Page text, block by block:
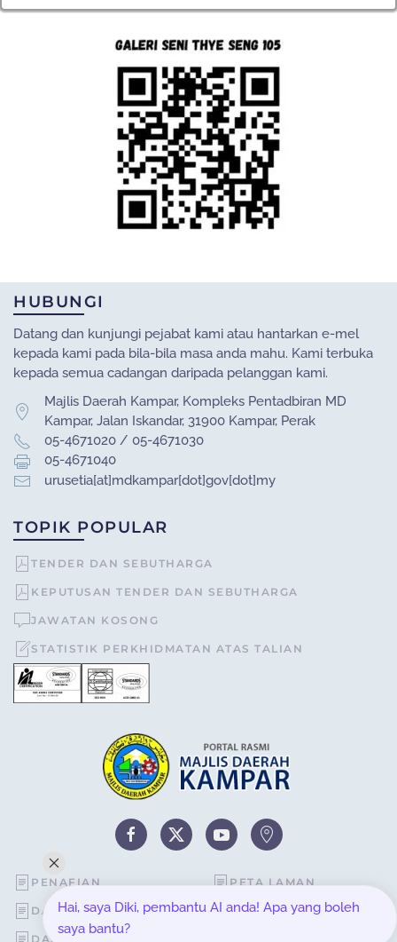
HUBUNGI
Datang dan kunjungi pejabat kami atau hantarkan e-mel
kepada kami pada bila-bila masa anda mahu. Kami terbuka
kepada semua cadangan daripada pelanggan kami.
Majlis Daerah Kampar, Kompleks Pentadbiran MD
Kampar, Jalan Iskandar, 31900 Kampar, Perak
05-4671020 / 05-4671030
05-4671040
urusetia[at]mdkampar[dot]gov[dot]my
TOPIK POPULAR
TENDER DAN SEBUTHARGA
KEPUTUSAN TENDER DAN SEBUTHARGA
JAWATAN KOSONG
STATISTIK PERKHIDMATAN ATAS TALIAN
PENAFIAN
DASAR KESELAMATAN
DASAR PRIVASI
PETA LAMAN
STATISTIK PELAWAT
Hai, saya Diki, pembantu AI anda! Apa yang boleh
saya bantu?